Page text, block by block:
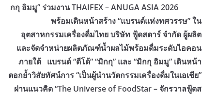
กกุ อิมมู” ร่วมงาน THAIFEX – ANUGA ASIA 2026
พร้อมเดินหน้าสร้าง “แบรนด์แห่งทศวรรษ” ใน
อุตสาหกรรมเครื่องดื่มไทย ​บริษัท ฟู้ดสตาร์ จำกัด ผู้ผลิต
และจัดจำหน่ายผลิตภัณฑ์น้ำผลไม้พร้อมดื่มระดับไอคอน
ภายใต้ แบรนด์ “ดีโด้” “มิกกุ” และ “มิกกุ อิมมู” เดินหน้า
ตอกย้ำวิสัยทัศน์การ “เป็นผู้นำนวัตกรรมเครื่องดื่มในเอเชีย”
ผ่านแนวคิด “The Universe of FoodStar – จักรวาลฟู้ดส